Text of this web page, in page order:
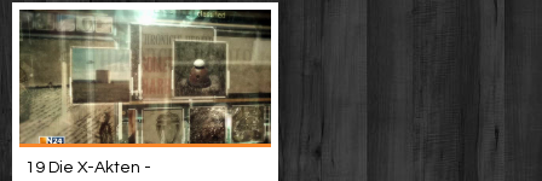
19 Die X-Akten -